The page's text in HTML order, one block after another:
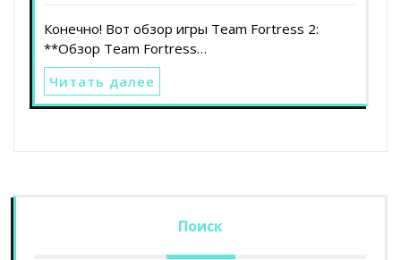
Конечно! Вот обзор игры Team Fortress 2:
**Обзор Team Fortress…
Читать далее
Поиск